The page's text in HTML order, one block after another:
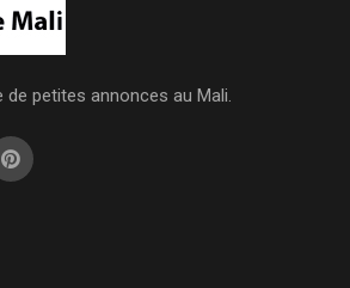
de petites annonces au Mali.